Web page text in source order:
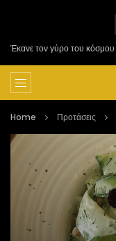
Home Προτάσεις
Πρόγραμμα